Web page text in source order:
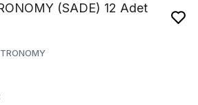
(SADE) 12 Adet